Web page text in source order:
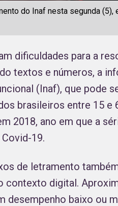
do Inaf nesta segunda (5),
dificuldades para a
textos e números, a
(Inaf), que pode
brasileiros entre 15 e
2018, ano em que a
19.
de letramento
contexto digital.
desempenho baixo ou